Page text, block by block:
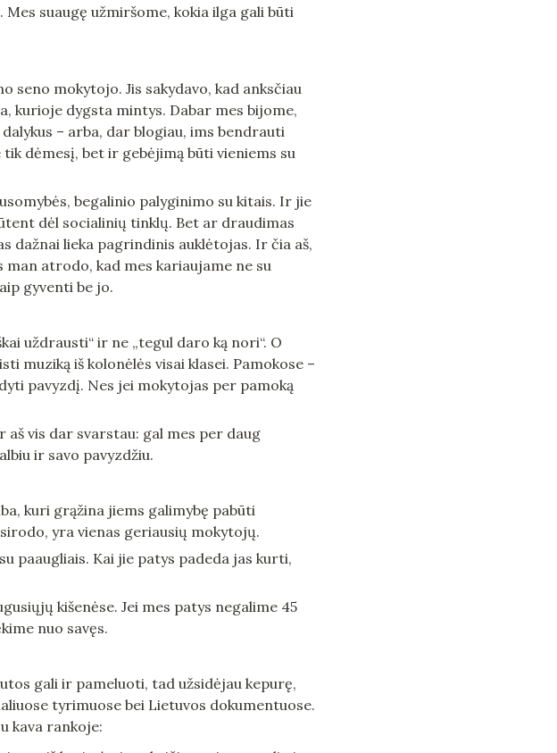
suaugę užmiršome, kokia ilga gali būti
seno mokytojo. Jis sakydavo, kad anksčiau
kurioje dygsta mintys. Dabar mes bijome,
– arba, dar blogiau, ims bendrauti
dėmesį, bet ir gebėjimą būti vieniems su
begalinio palyginimo su kitais. Ir jie
dėl socialinių tinklų. Bet ar draudimas
dažnai lieka pagrindinis auklėtojas. Ir čia aš,
atrodo, kad mes kariaujame ne su
gyventi be jo.
uždrausti“ ir ne „tegul daro ką nori“. O
muziką iš kolonėlės visai klasei. Pamokose –
pavyzdį. Nes jei mokytojas per pamoką
vis dar svarstau: gal mes per daug
ir savo pavyzdžiu.
kuri grąžina jiems galimybę pabūti
yra vienas geriausių mokytojų.
paaugliais. Kai jie patys padeda jas kurti,
kišenėse. Jei mes patys negalime 45
nuo savęs.
gali ir pameluoti, tad užsidėjau kepurę,
tyrimuose bei Lietuvos dokumentuose.
kava rankoje: